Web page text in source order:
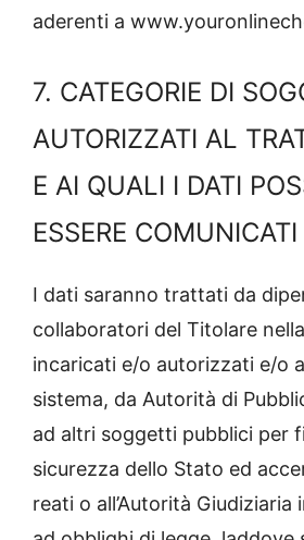
aderenti a
7. CATEGORIE DI
AUTORIZZATI AL
E AI QUALI I DATI
ESSERE COMUNICATI
I dati saranno trattati da
collaboratori del Titolare
incaricati e/o autorizzati e/o
sistema, da Autorità di
ad altri soggetti pubblici per
sicurezza dello Stato ed
reati o all’Autorità